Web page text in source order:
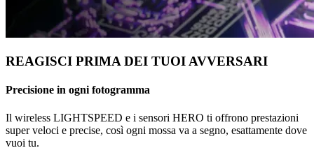
REAGISCI PRIMA DEI TUOI AVVERSARI
Precisione in ogni fotogramma
Il wireless LIGHTSPEED e i sensori HERO ti offrono prestazioni
super veloci e precise, così ogni mossa va a segno, esattamente dove
vuoi tu.